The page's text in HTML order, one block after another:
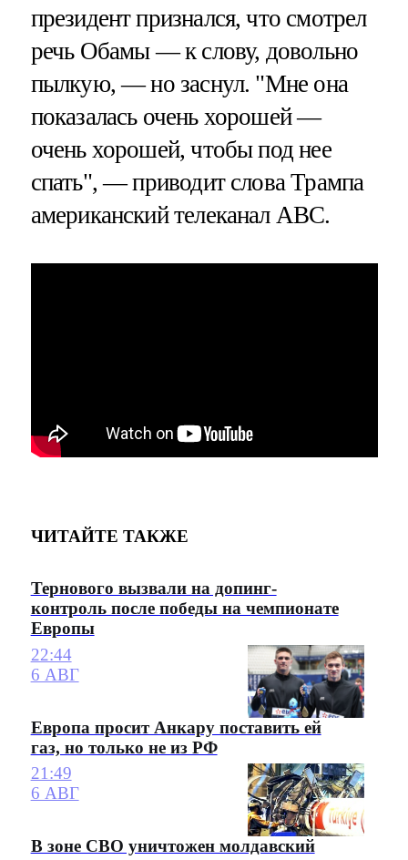
президент признался, что смотрел
речь Обамы — к слову, довольно
пылкую, — но заснул. "Мне она
показалась очень хорошей —
очень хорошей, чтобы под нее
спать", — приводит слова Трампа
американский телеканал ABC.
ЧИТАЙТЕ ТАКЖЕ
Тернового вызвали на допинг-
контроль после победы на чемпионате
Европы
22:44
6 АВГ
Европа просит Анкару поставить ей
газ, но только не из РФ
21:49
6 АВГ
В зоне СВО уничтожен молдавский